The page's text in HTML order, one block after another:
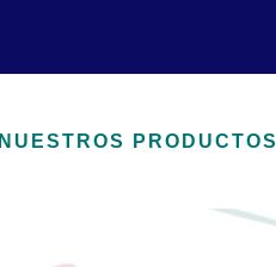
NUESTROS PRODUCTOS